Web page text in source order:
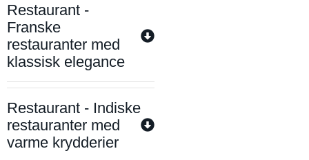
Restaurant -
Franske
restauranter med
klassisk elegance
Restaurant - Indiske
restauranter med
varme krydderier